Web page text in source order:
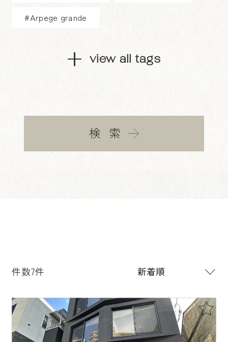
view all tags
#Arpege grande
検索
件数7件